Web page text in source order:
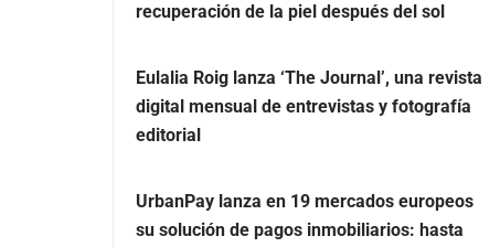
recuperación de la piel después del sol
Eulalia Roig lanza ‘The Journal’, una revista
digital mensual de entrevistas y fotografía
editorial
UrbanPay lanza en 19 mercados europeos
su solución de pagos inmobiliarios: hasta